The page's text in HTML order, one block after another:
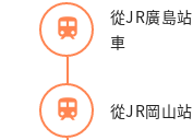
train
從JR廣島
車
train 從JR岡山